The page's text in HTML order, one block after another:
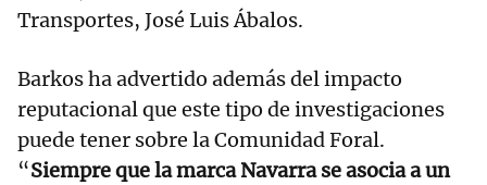
Transportes, José Luis Ábalos.
Barkos ha advertido además del impacto
reputacional que este tipo de investigaciones
puede tener sobre la Comunidad Foral.
“Siempre que la marca Navarra se asocia a un